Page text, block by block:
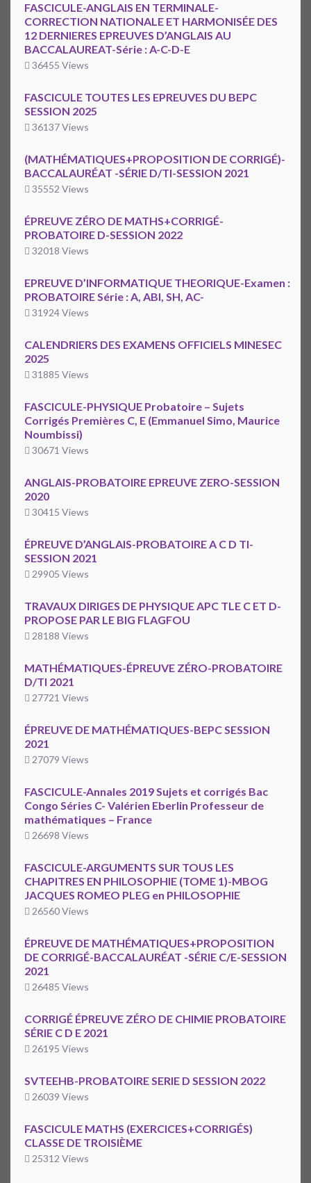
FASCICULE-ANGLAIS EN TERMINALE-
CORRECTION NATIONALE ET HARMONISÉE DES
12 DERNIERES EPREUVES D’ANGLAIS AU
BACCALAUREAT-Série : A-C-D-E
36455 Views
FASCICULE TOUTES LES EPREUVES DU BEPC
SESSION 2025
36137 Views
(MATHÉMATIQUES+PROPOSITION DE CORRIGÉ)-
BACCALAURÉAT -SÉRIE D/TI-SESSION 2021
35552 Views
ÉPREUVE ZÉRO DE MATHS+CORRIGÉ-
PROBATOIRE D-SESSION 2022
32018 Views
EPREUVE D’INFORMATIQUE THEORIQUE-Examen :
PROBATOIRE Série : A, ABI, SH, AC-
31924 Views
CALENDRIERS DES EXAMENS OFFICIELS MINESEC
2025
31885 Views
FASCICULE-PHYSIQUE Probatoire – Sujets
Corrigés Premières C, E (Emmanuel Simo, Maurice
Noumbissi)
30671 Views
ANGLAIS-PROBATOIRE EPREUVE ZERO-SESSION
2020
30415 Views
ÉPREUVE D’ANGLAIS-PROBATOIRE A C D TI-
SESSION 2021
29905 Views
TRAVAUX DIRIGES DE PHYSIQUE APC TLE C ET D-
PROPOSE PAR LE BIG FLAGFOU
28188 Views
MATHÉMATIQUES-ÉPREUVE ZÉRO-PROBATOIRE
D/TI 2021
27721 Views
ÉPREUVE DE MATHÉMATIQUES-BEPC SESSION
2021
27079 Views
FASCICULE-Annales 2019 Sujets et corrigés Bac
Congo Séries C- Valérien Eberlin Professeur de
mathématiques – France
26698 Views
FASCICULE-ARGUMENTS SUR TOUS LES
CHAPITRES EN PHILOSOPHIE (TOME 1)-MBOG
JACQUES ROMEO PLEG en PHILOSOPHIE
26560 Views
ÉPREUVE DE MATHÉMATIQUES+PROPOSITION
DE CORRIGÉ-BACCALAURÉAT -SÉRIE C/E-SESSION
2021
26485 Views
CORRIGÉ ÉPREUVE ZÉRO DE CHIMIE PROBATOIRE
SÉRIE C D E 2021
26195 Views
SVTEEHB-PROBATOIRE SERIE D SESSION 2022
26039 Views
FASCICULE MATHS (EXERCICES+CORRIGÉS)
CLASSE DE TROISIÈME
25312 Views